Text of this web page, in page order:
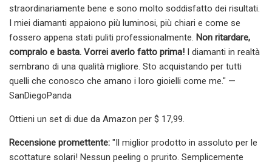
straordinariamente bene e sono molto soddisfatto dei risultati.
I miei diamanti appaiono più luminosi, più chiari e come se
fossero appena stati puliti professionalmente. Non ritardare,
compralo e basta. Vorrei averlo fatto prima! I diamanti in realtà
sembrano di una qualità migliore. Sto acquistando per tutti
quelli che conosco che amano i loro gioielli come me." —
SanDiegoPanda
Ottieni un set di due da Amazon per $ 17,99.
Recensione promettente: "Il miglior prodotto in assoluto per le
scottature solari! Nessun peeling o prurito. Semplicemente